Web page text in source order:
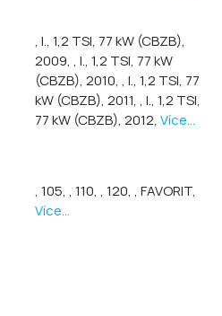
, I., 1,2 TSI, 77 kW (CBZB),
2009, , I., 1,2 TSI, 77 kW
(CBZB), 2010, , I., 1,2 TSI, 77
kW (CBZB), 2011, , I., 1,2 TSI,
77 kW (CBZB), 2012, Více...
, 105, , 110, , 120, , FAVORIT,
Více...